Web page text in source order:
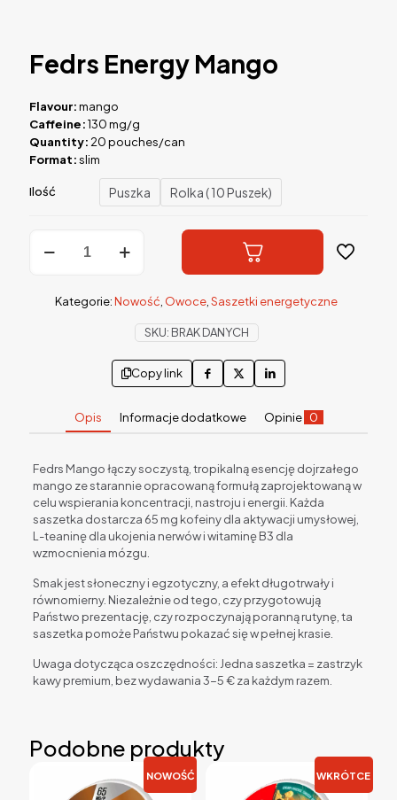
Fedrs Energy Mango
Flavour:mango
Caffeine:130 mg/g
Quantity: 20 pouches/can
Format:slim
Ilość Puszka Rolka ( 10 Puszek)
Fedrs
Kategorie:Nowość Owoce Saszetki energetyczne
SKU: BRAK DANYCH
Copy link
Opis Informacje dodatkowe Opinie 0
Fedrs Mango łączy soczystą, tropikalną esencję dojrzałego
mango ze starannie opracowaną formułą zaprojektowaną w
celu wspierania koncentracji, nastroju i energii. Każda
saszetka dostarcza 65 mg kofeiny dla aktywacji umysłowej,
L-teaninę dla ukojenia nerwów i witaminę B3 dla
wzmocnienia mózgu.
Smak jest słoneczny i egzotyczny, a efekt długotrwały i
równomierny. Niezależnie od tego, czy przygotowują
Państwo prezentację, czy rozpoczynają poranną rutynę, ta
saszetka pomoże Państwu pokazać się w pełnej krasie.
Uwaga dotycząca oszczędności: Jedna saszetka = zastrzyk
kawy premium, bez wydawania 3-5 € za każdym razem.
Podobne produkty
NOWOŚĆ WKRÓTCE